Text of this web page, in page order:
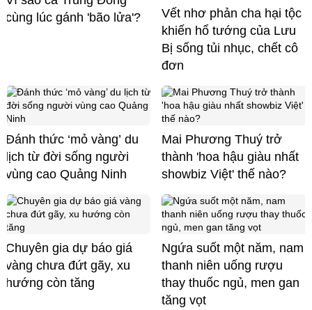
cùng lúc gánh 'bão lửa'?
Vết nhơ phản cha hại tộc
khiến hổ tướng của Lưu
Bị sống tủi nhục, chết cô
đơn
Đánh thức ‘mỏ vàng’ du
lịch từ đời sống người
vùng cao Quảng Ninh
Mai Phương Thuý trở
thành 'hoa hậu giàu nhất
showbiz Việt' thế nào?
Chuyên gia dự báo giá
vàng chưa đứt gãy, xu
hướng còn tăng
Ngứa suốt một năm, nam
thanh niên uống rượu
thay thuốc ngủ, men gan
tăng vọt